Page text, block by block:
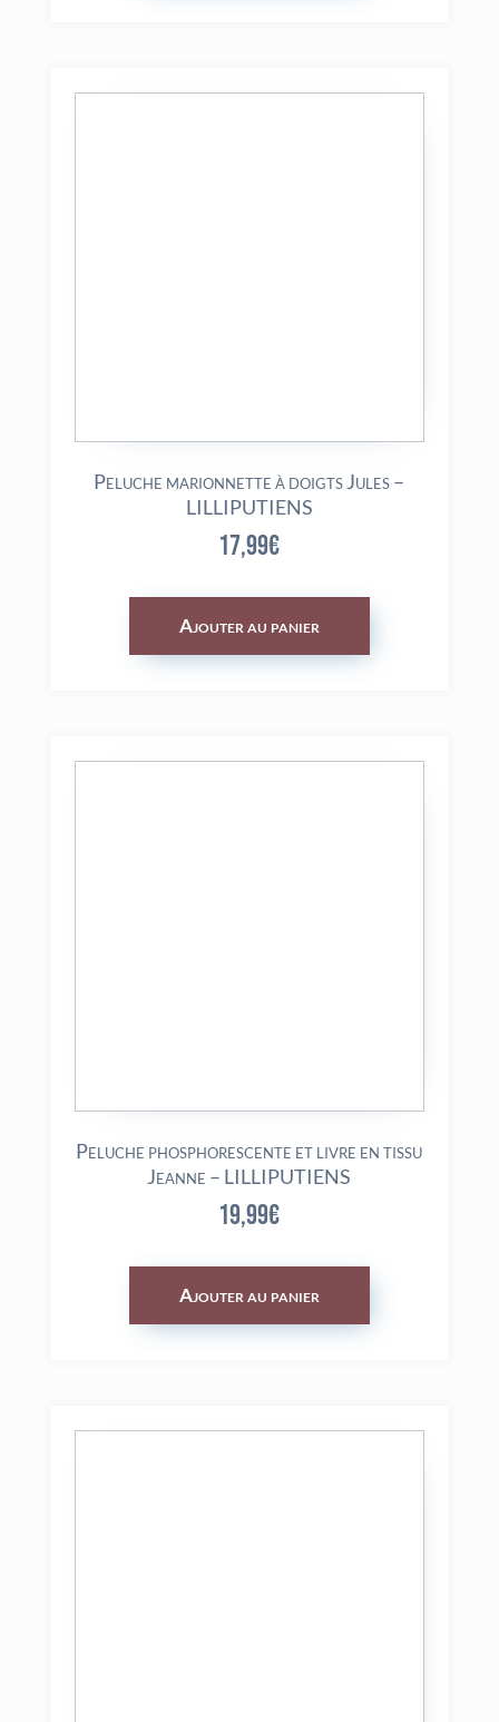
Peluche marionnette à doigts Jules –
LILLIPUTIENS
17,99€
Ajouter au panier
Peluche phosphorescente et livre en tissu
Jeanne – LILLIPUTIENS
19,99€
Ajouter au panier